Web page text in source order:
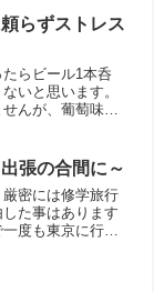
金を使わない」、
...
らずストレス
らビール1本呑
いと思います。
んが、葡萄味の
ー・ポームム」
...
張の合間に～
密には修学旅行
た事はあります
度も東京に行っ